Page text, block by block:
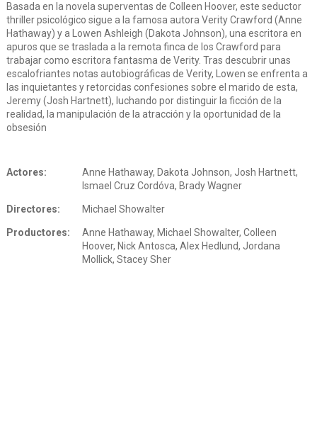
Basada en la novela superventas de Colleen Hoover, este seductor
thriller psicológico sigue a la famosa autora Verity Crawford (Anne
Hathaway) y a Lowen Ashleigh (Dakota Johnson), una escritora en
apuros que se traslada a la remota finca de los Crawford para
trabajar como escritora fantasma de Verity. Tras descubrir unas
escalofriantes notas autobiográficas de Verity, Lowen se enfrenta a
las inquietantes y retorcidas confesiones sobre el marido de esta,
Jeremy (Josh Hartnett), luchando por distinguir la ficción de la
realidad, la manipulación de la atracción y la oportunidad de la
obsesión
Actores:
Anne Hathaway, Dakota Johnson, Josh Hartnett,
Ismael Cruz Cordóva, Brady Wagner
Directores: Michael Showalter
Productores:
Anne Hathaway, Michael Showalter, Colleen
Hoover, Nick Antosca, Alex Hedlund, Jordana
Mollick, Stacey Sher